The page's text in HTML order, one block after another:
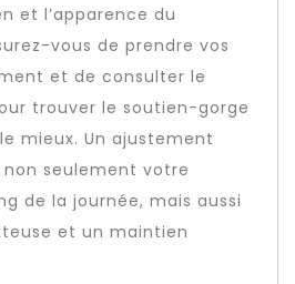
et l’apparence du
vous de prendre vos
et de consulter le
trouver le soutien-gorge
mieux. Un ajustement
seulement votre
de la journée, mais aussi
et un maintien